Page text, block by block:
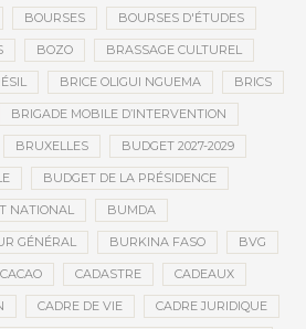
BOURSES BOURSES D'ÉTUDES
BOZO BRASSAGE CULTUREL
BRICE OLIGUI NGUEMA BRICS
BRIGADE MOBILE D’INTERVENTION
BRUXELLES BUDGET 2027-2029
BUDGET DE LA PRÉSIDENCE
NATIONAL BUMDA
GÉNÉRAL BURKINA FASO BVG
CACAO CADASTRE CADEAUX
CADRE DE VIE CADRE JURIDIQUE